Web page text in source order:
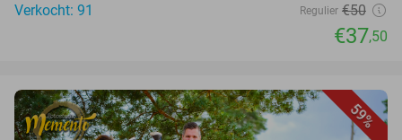
Verkocht: 91
Regulier €50
€37,50
59%